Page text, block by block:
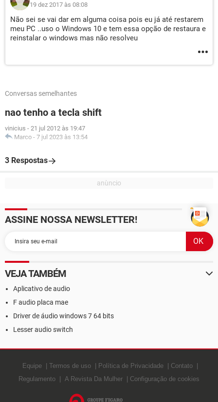
19 dez 2017 às 08:08
Não sei se vai dar em alguma coisa pois eu já até restarem
meu PC ..uso o Windows 10 e tem essa opção de restaura e
reinstalar o windows mas não resolveu
Conversas semelhantes
nao tenho a tecla shift
vinicius - 21 jul 2012 às 19:47
Marco - 7 jul 2023 às 13:54
3 Respostas
ASSINE NOSSA NEWSLETTER!
VEJA TAMBÉM
Aplicativo de audio
F audio placa mae
Driver de áudio windows 7 64 bits
Lesser audio switch
Equipe Termos de uso Política de Privacidade
Contato
Regulamento
A Revista Da Mulher Configuração de cookies